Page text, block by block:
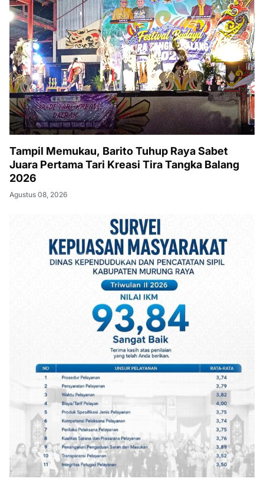
Tampil Memukau, Barito Tuhup Raya Sabet
Juara Pertama Tari Kreasi Tira Tangka Balang
2026
Agustus 08, 2026